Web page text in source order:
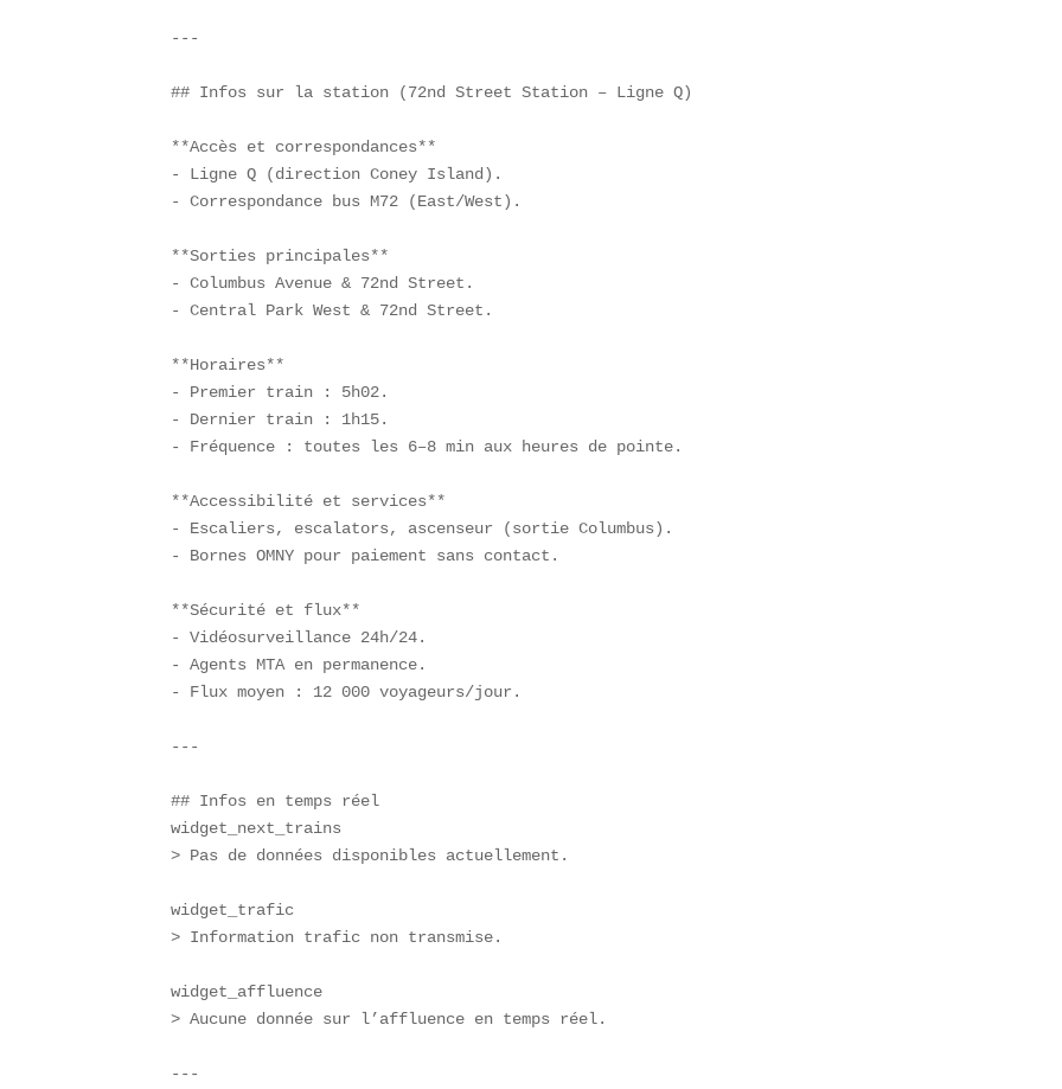
---
## Infos sur la station (72nd Street Station – Ligne Q)
**Accès et correspondances**
- Ligne Q (direction Coney Island).
- Correspondance bus M72 (East/West).
**Sorties principales**
- Columbus Avenue & 72nd Street.
- Central Park West & 72nd Street.
**Horaires**
- Premier train : 5h02.
- Dernier train : 1h15.
- Fréquence : toutes les 6–8 min aux heures de pointe.
**Accessibilité et services**
- Escaliers, escalators, ascenseur (sortie Columbus).
- Bornes OMNY pour paiement sans contact.
**Sécurité et flux**
- Vidéosurveillance 24h/24.
- Agents MTA en permanence.
- Flux moyen : 12 000 voyageurs/jour.
---
## Infos en temps réel
widget_next_trains
> Pas de données disponibles actuellement.
widget_trafic
> Information trafic non transmise.
widget_affluence
> Aucune donnée sur l’affluence en temps réel.
---